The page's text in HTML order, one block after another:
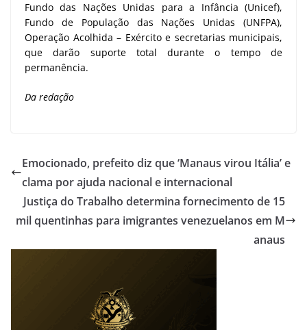
Fundo das Nações Unidas para a Infância (Unicef),
Fundo de População das Nações Unidas (UNFPA),
Operação Acolhida – Exército e secretarias municipais,
que darão suporte total durante o tempo de
permanência.
Da redação
Emocionado, prefeito diz que ‘Manaus virou Itália’ e
clama por ajuda nacional e internacional
Justiça do Trabalho determina fornecimento de 15
mil quentinhas para imigrantes venezuelanos em M
anaus